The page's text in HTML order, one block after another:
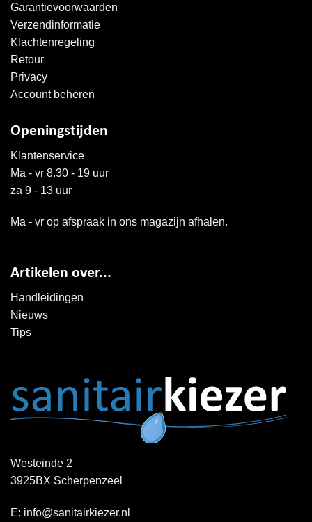
Garantievoorwaarden
Verzendinformatie
Klachtenregeling
Retour
Privacy
Account beheren
Openingstijden
Klantenservice
Ma - vr 8.30 - 19 uur
za 9 - 13 uur
Ma - vr op afspraak in ons magazijn afhalen.
Artikelen over...
Handleidingen
Nieuws
Tips
Westeinde 2
3925BX Scherpenzeel
E: info@sanitairkiezer.nl